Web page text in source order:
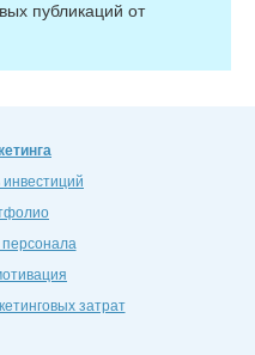
публикаций от
затрат